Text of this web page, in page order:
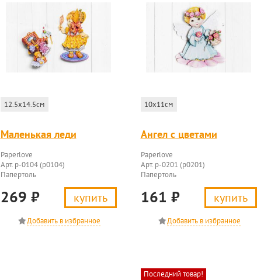
12.5x14.5см
Маленькая леди
Paperlove
Арт. p-0104 (p0104)
Папертоль
269 ₽ купить
10x11см
Ангел с цветами
Paperlove
Арт. p-0201 (p0201)
Папертоль
161 ₽ купить
Последний товар!